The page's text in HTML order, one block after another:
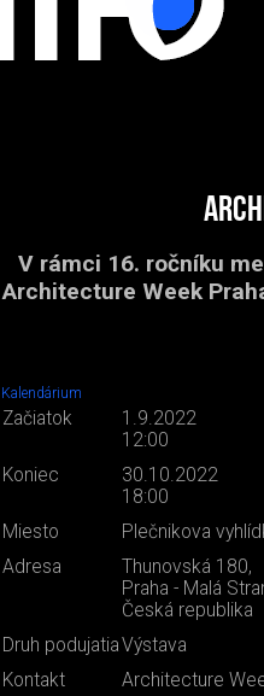
V rámci 16. ročníku
Architecture Week
Kalendárium
Začiatok
1.9.2022
12:00
Koniec
30.10.2022
18:00
Miesto
Plečnikova
Adresa
Thunovská 180,
Praha - Malá
Česká republika
Druh podujatiaVýstava
Kontakt
Architecture